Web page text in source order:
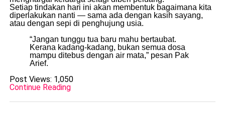
Setiap tindakan hari ini akan membentuk bagaimana kita
diperlakukan nanti — sama ada dengan kasih sayang,
atau dengan sepi di penghujung usia.
“Jangan tunggu tua baru mahu bertaubat.
Kerana kadang-kadang, bukan semua dosa
mampu ditebus dengan air mata,” pesan Pak
Arief.
Post Views: 1,050
Continue Reading